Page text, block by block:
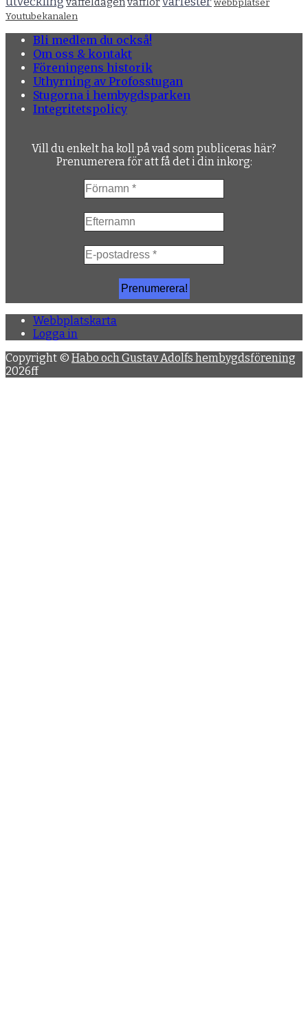
webbplatser
Youtubekanalen
Bli medlem du också!
Om oss & kontakt
Föreningens historik
Uthyrning av Profosstugan
Stugorna i hembygdsparken
Integritetspolicy
Vill du enkelt ha koll på vad som publiceras här?
Prenumerera för att få det i din inkorg:
Webbplatskarta
Logga in
Copyright © Habo och Gustav Adolfs hembygdsförening
2026ff